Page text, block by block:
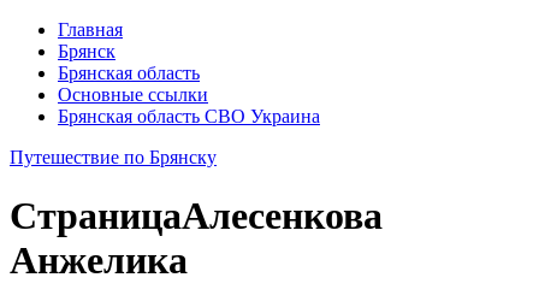
Главная
Брянск
Брянская область
Основные ссылки
Брянская область СВО Украина
Путешествие по Брянску
СтраницаАлесенкова
Анжелика